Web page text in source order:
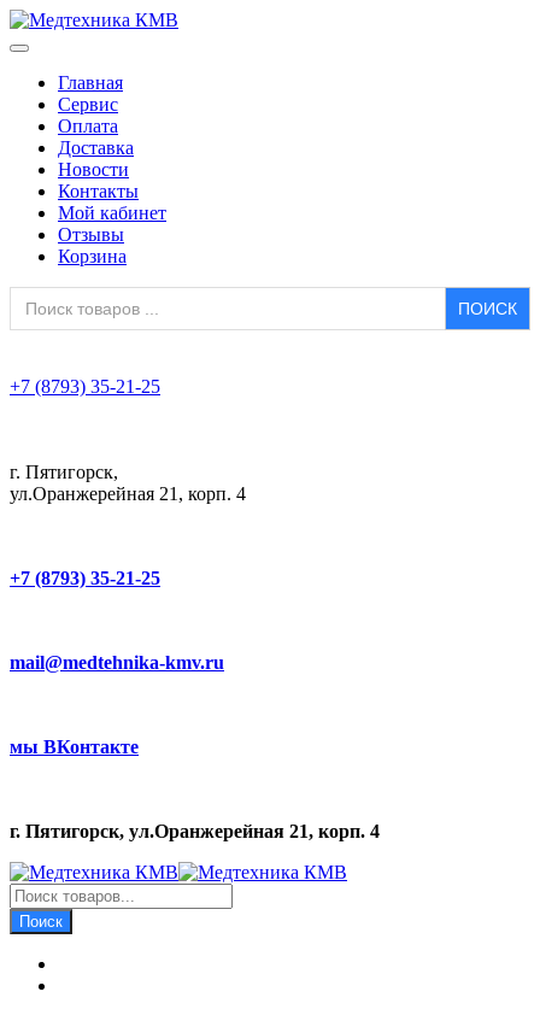
Главная
Сервис
Оплата
Доставка
Новости
Контакты
Мой кабинет
Отзывы
Корзина
Search
for:
+7 (8793) 35-21-25
г. Пятигорск,
ул.Оранжерейная 21, корп. 4
+7 (8793) 35-21-25
mail@medtehnika-kmv.ru
мы ВКонтакте
г. Пятигорск, ул.Оранжерейная 21, корп. 4
Поиск
товаров
Поиск